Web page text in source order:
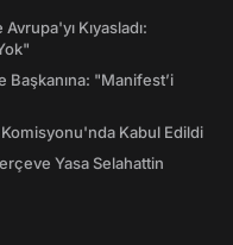
Kıyasladı:
"Manifest’i
Komisyonu'nda Kabul Edildi
Yasa Selahattin